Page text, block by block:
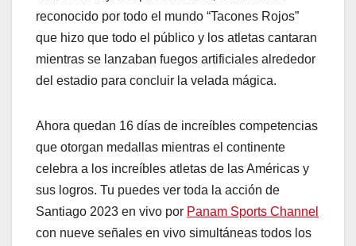
reconocido por todo el mundo “Tacones Rojos”
que hizo que todo el público y los atletas cantaran
mientras se lanzaban fuegos artificiales alrededor
del estadio para concluir la velada mágica.
Ahora quedan 16 días de increíbles competencias
que otorgan medallas mientras el continente
celebra a los increíbles atletas de las Américas y
sus logros. Tu puedes ver toda la acción de
Santiago 2023 en vivo por Panam Sports Channel
con nueve señales en vivo simultáneas todos los